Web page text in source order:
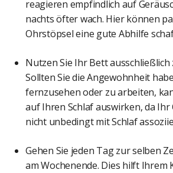
reagieren empfindlich auf
nachts öfter wach. Hier können
Ohrstöpsel eine gute Abhilfe
Nutzen Sie Ihr Bett ausschließlich
Sollten Sie die Angewohnheit
fernzusehen oder zu arbeiten,
auf Ihren Schlaf auswirken, da
nicht unbedingt mit Schlaf
Gehen Sie jeden Tag zur selben
am Wochenende. Dies hilft Ihrem